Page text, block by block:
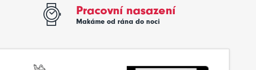
Pracovní nasazení
Makáme od rána do noci